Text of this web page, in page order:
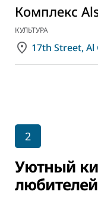
Комплекс
КУЛЬТУРА
17th Street, Al
2
Уютный